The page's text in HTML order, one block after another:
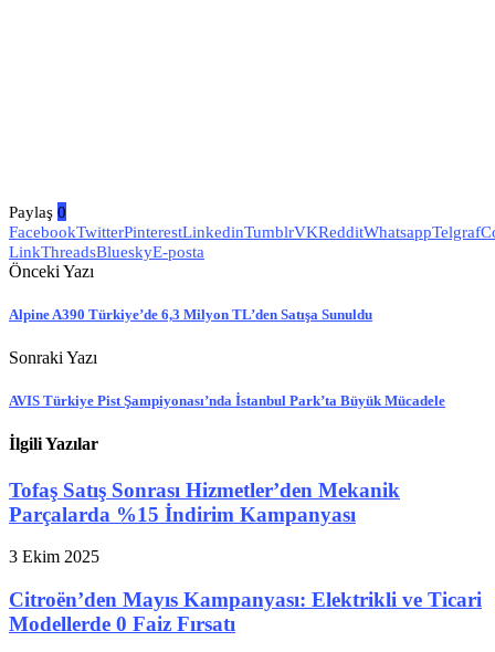
Paylaş 0
FacebookTwitterPinterestLinkedinTumblrVKRedditWhatsappTelgraf
LinkThreadsBlueskyE-posta
Önceki Yazı
Alpine A390 Türkiye’de 6,3 Milyon TL’den Satışa Sunuldu
Sonraki Yazı
AVIS Türkiye Pist Şampiyonası’nda İstanbul Park’ta Büyük Mücadele
İlgili Yazılar
Tofaş Satış Sonrası Hizmetler’den Mekanik
Parçalarda %15 İndirim Kampanyası
3 Ekim 2025
Citroën’den Mayıs Kampanyası: Elektrikli ve Ticari
Modellerde 0 Faiz Fırsatı